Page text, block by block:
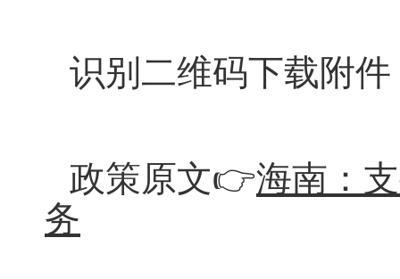
识别二维码下载附件
政策原文👉海南：
务